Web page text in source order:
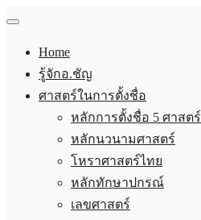
Home
รู้จักอ.ชัญ
ศาสตร์ในการตั้งชื่อ
หลักการตั้งชื่อ 5 ศาสตร์
หลักนวนามศาสตร์
โหราศาสตร์ไทย
หลักทักษาปกรณ์
เลขศาสตร์